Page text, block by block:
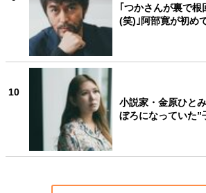
｢つかさんが裏で
(笑)｣阿部寛が初め
10
小説家・金原ひと
ぼろになっていた